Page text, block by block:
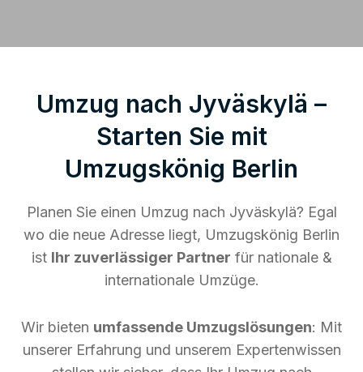
Umzug nach Jyväskylä –
Starten Sie mit
Umzugskönig Berlin
Planen Sie einen Umzug nach Jyväskylä? Egal
wo die neue Adresse liegt, Umzugskönig Berlin
ist Ihr zuverlässiger Partner für nationale &
internationale Umzüge.
Wir bieten umfassende Umzugslösungen: Mit
unserer Erfahrung und unserem Expertenwissen